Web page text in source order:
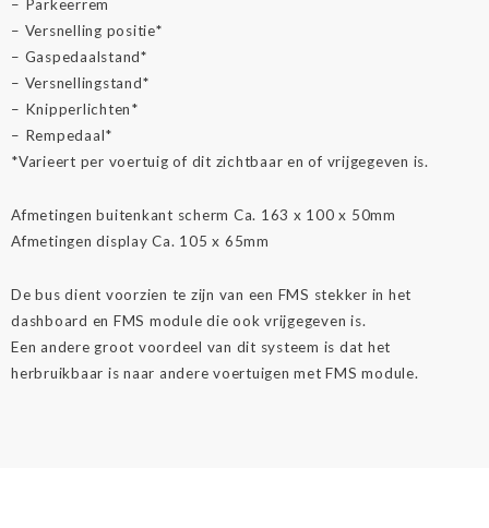
– Parkeerrem
– Versnelling positie*
– Gaspedaalstand*
– Versnellingstand*
– Knipperlichten*
– Rempedaal*
*Varieert per voertuig of dit zichtbaar en of vrijgegeven is.
Afmetingen buitenkant scherm Ca. 163 x 100 x 50mm
Afmetingen display Ca. 105 x 65mm
De bus dient voorzien te zijn van een FMS stekker in het
dashboard en FMS module die ook vrijgegeven is.
Een andere groot voordeel van dit systeem is dat het
herbruikbaar is naar andere voertuigen met FMS module.